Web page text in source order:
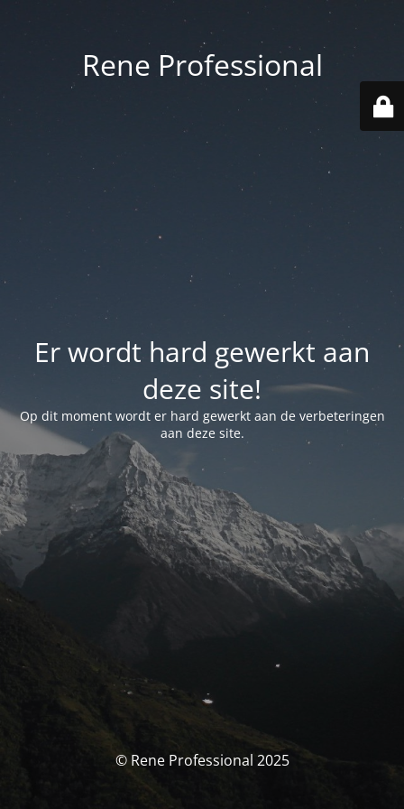
Rene Professional
Er wordt hard gewerkt aan
deze site!
Op dit moment wordt er hard gewerkt aan de verbeteringen
aan deze site.
© Rene Professional 2025